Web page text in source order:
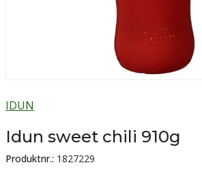
IDUN
Idun sweet chili 910g
Produktnr.: 1827229